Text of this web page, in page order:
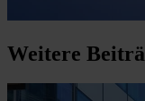
Weitere